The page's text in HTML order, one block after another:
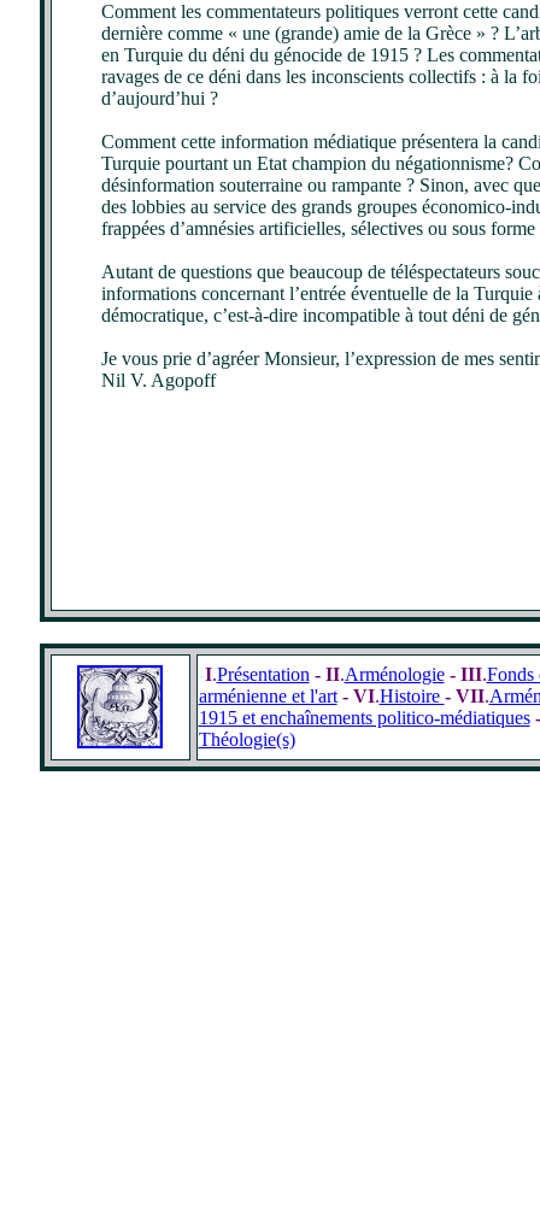
Comment les commentateurs politiques verront cette
dernière comme « une (grande) amie de la Grèce » ?
en Turquie du déni du génocide de 1915 ? Les
ravages de ce déni dans les inconscients collectifs : à la
d’aujourd’hui ?
Comment cette information médiatique présentera la
Turquie pourtant un Etat champion du négationnisme?
désinformation souterraine ou rampante ? Sinon, avec
des lobbies au service des grands groupes économico-
frappées d’amnésies artificielles, sélectives ou sous forme
Autant de questions que beaucoup de téléspectateurs
informations concernant l’entrée éventuelle de la
démocratique, c’est-à-dire incompatible à tout déni de
Je vous prie d’agréer Monsieur, l’expression de mes
Nil V. Agopoff
-I.Présentation - II.Arménologie- III.Fonds
arménienne et l'art- VI.Histoire - VII.
1915 et enchaînements politico-médiatiques
Théologie(s)